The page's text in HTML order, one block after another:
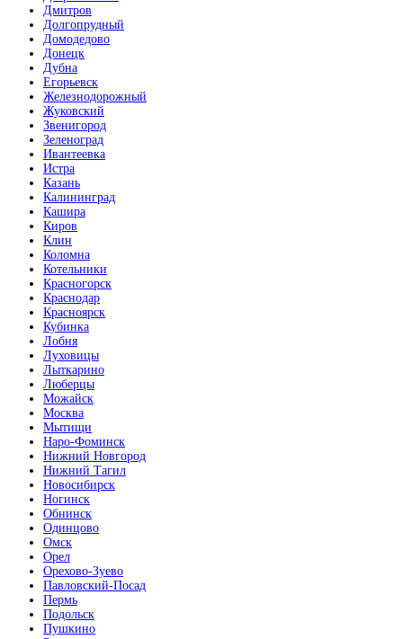
Дмитров
Долгопрудный
Домодедово
Донецк
Дубна
Егорьевск
Железнодорожный
Жуковский
Звенигород
Зеленоград
Ивантеевка
Истра
Казань
Калининград
Кашира
Киров
Клин
Коломна
Котельники
Красногорск
Краснодар
Красноярск
Кубинка
Лобня
Луховицы
Лыткарино
Люберцы
Можайск
Москва
Мытищи
Наро-Фоминск
Нижний Новгород
Нижний Тагил
Новосибирск
Ногинск
Обнинск
Одинцово
Омск
Орел
Орехово-Зуево
Павловский-Посад
Пермь
Подольск
Пушкино